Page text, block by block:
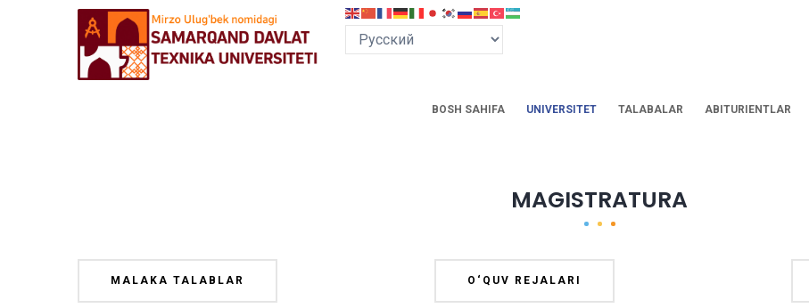
BOSH SAHIFA UNIVERSITET TALABALAR ABITURIENTLAR
MAGISTRATURA
MALAKA TALABLAR O‘QUV REJALARI